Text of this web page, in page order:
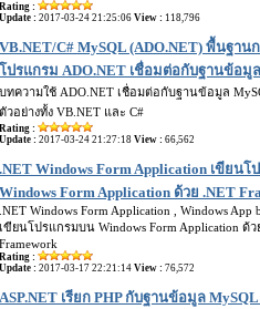
Rating :
Update : 2017-03-24 21:25:06 View : 118,796
VB.NET/C# MySQL (ADO.NET) พื้นฐาน
โปรแกรม ADO.NET เชื่อมต่อกับฐานข้อมู
บทความใช้ ADO.NET เชื่อมต่อกับฐานข้อมูล
ตัวอย่างทั้ง VB.NET และ C#
Rating :
Update : 2017-03-24 21:27:18 View : 66,562
.NET Windows Form Application เขียน
Windows Form Application ด้วย .NET
.NET Windows Form Application , Windows App
เขียนโปรแกรมบน Windows Form Application ด้ว
Framework
Rating :
Update : 2017-03-17 22:21:14 View : 76,572
ASP.NET เรียก PHP กับฐานข้อมูล